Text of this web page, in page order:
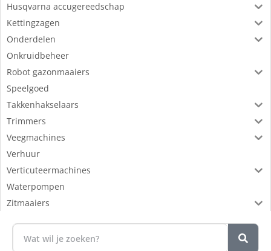
Husqvarna accugereedschap
Kettingzagen
Onderdelen
Onkruidbeheer
Robot gazonmaaiers
Speelgoed
Takkenhakselaars
Trimmers
Veegmachines
Verhuur
Verticuteermachines
Waterpompen
Zitmaaiers